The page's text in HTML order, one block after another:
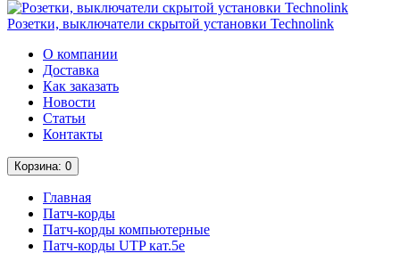
Розетки, выключатели скрытой установки Technolink
О компании
Доставка
Как заказать
Новости
Статьи
Контакты
Корзина: 0
Главная
Патч-корды
Патч-корды компьютерные
Патч-корды UTP кат.5е